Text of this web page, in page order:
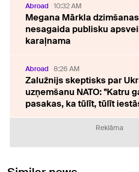
Abroad 10:32 AM
Megana Mārkla
nesagaida publisku
karaļnama
Abroad 8:26 AM
Zalužnijs skeptisks par
uzņemšanu NATO: "Katru
pasakas, ka tūlīt, tūlīt
Reklāma